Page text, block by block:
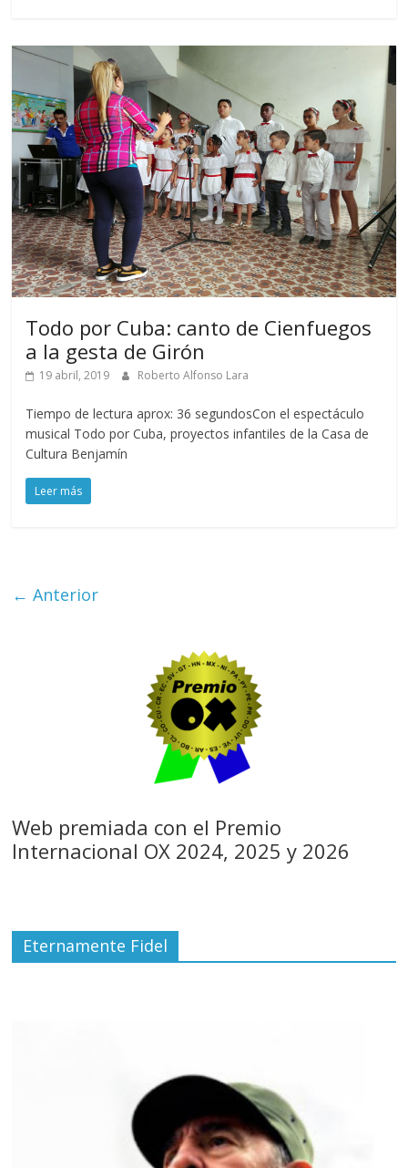
Todo por Cuba: canto de Cienfuegos
a la gesta de Girón
19 abril, 2019 Roberto Alfonso Lara
Tiempo de lectura aprox: 36 segundosCon el espectáculo
musical Todo por Cuba, proyectos infantiles de la Casa de
Cultura Benjamín
Leer más
← Anterior
Web premiada con el Premio
Internacional OX 2024, 2025 y 2026
Eternamente Fidel